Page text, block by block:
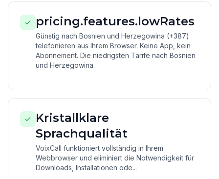
pricing.features.lowRates
Günstig nach Bosnien und Herzegowina (+387)
telefonieren aus Ihrem Browser. Keine App, kein
Abonnement. Die niedrigsten Tarife nach Bosnien
und Herzegowina.
Kristallklare
Sprachqualität
VoixCall funktioniert vollständig in Ihrem
Webbrowser und eliminiert die Notwendigkeit für
Downloads, Installationen ode...